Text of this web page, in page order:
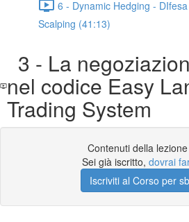
6 - Dynamic Hedging -
Scalping (41:13)
3 - La
nel codice Easy
Trading System
Contenuti della
Sei già iscritto, dovrai
Iscriviti al Corso per